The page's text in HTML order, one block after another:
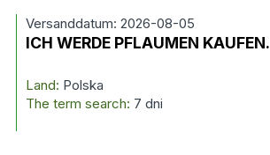
Versanddatum: 2026-08-05
ICH WERDE PFLAUMEN KAUFEN.
Land: Polska
The term search: 7 dni